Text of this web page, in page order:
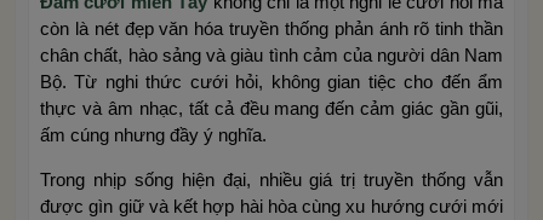
còn là nét đẹp văn hóa truyền thống phản ánh rõ tinh thần
chân chất, hào sảng và giàu tình cảm của người dân Nam
Bộ. Từ nghi thức cưới hỏi, không gian tiệc cho đến ẩm
thực và âm nhạc, tất cả đều mang đến cảm giác gần gũi,
ấm cúng nhưng đầy ý nghĩa.
Trong nhịp sống hiện đại, nhiều giá trị truyền thống vẫn
được gìn giữ và kết hợp hài hòa cùng xu hướng cưới mới